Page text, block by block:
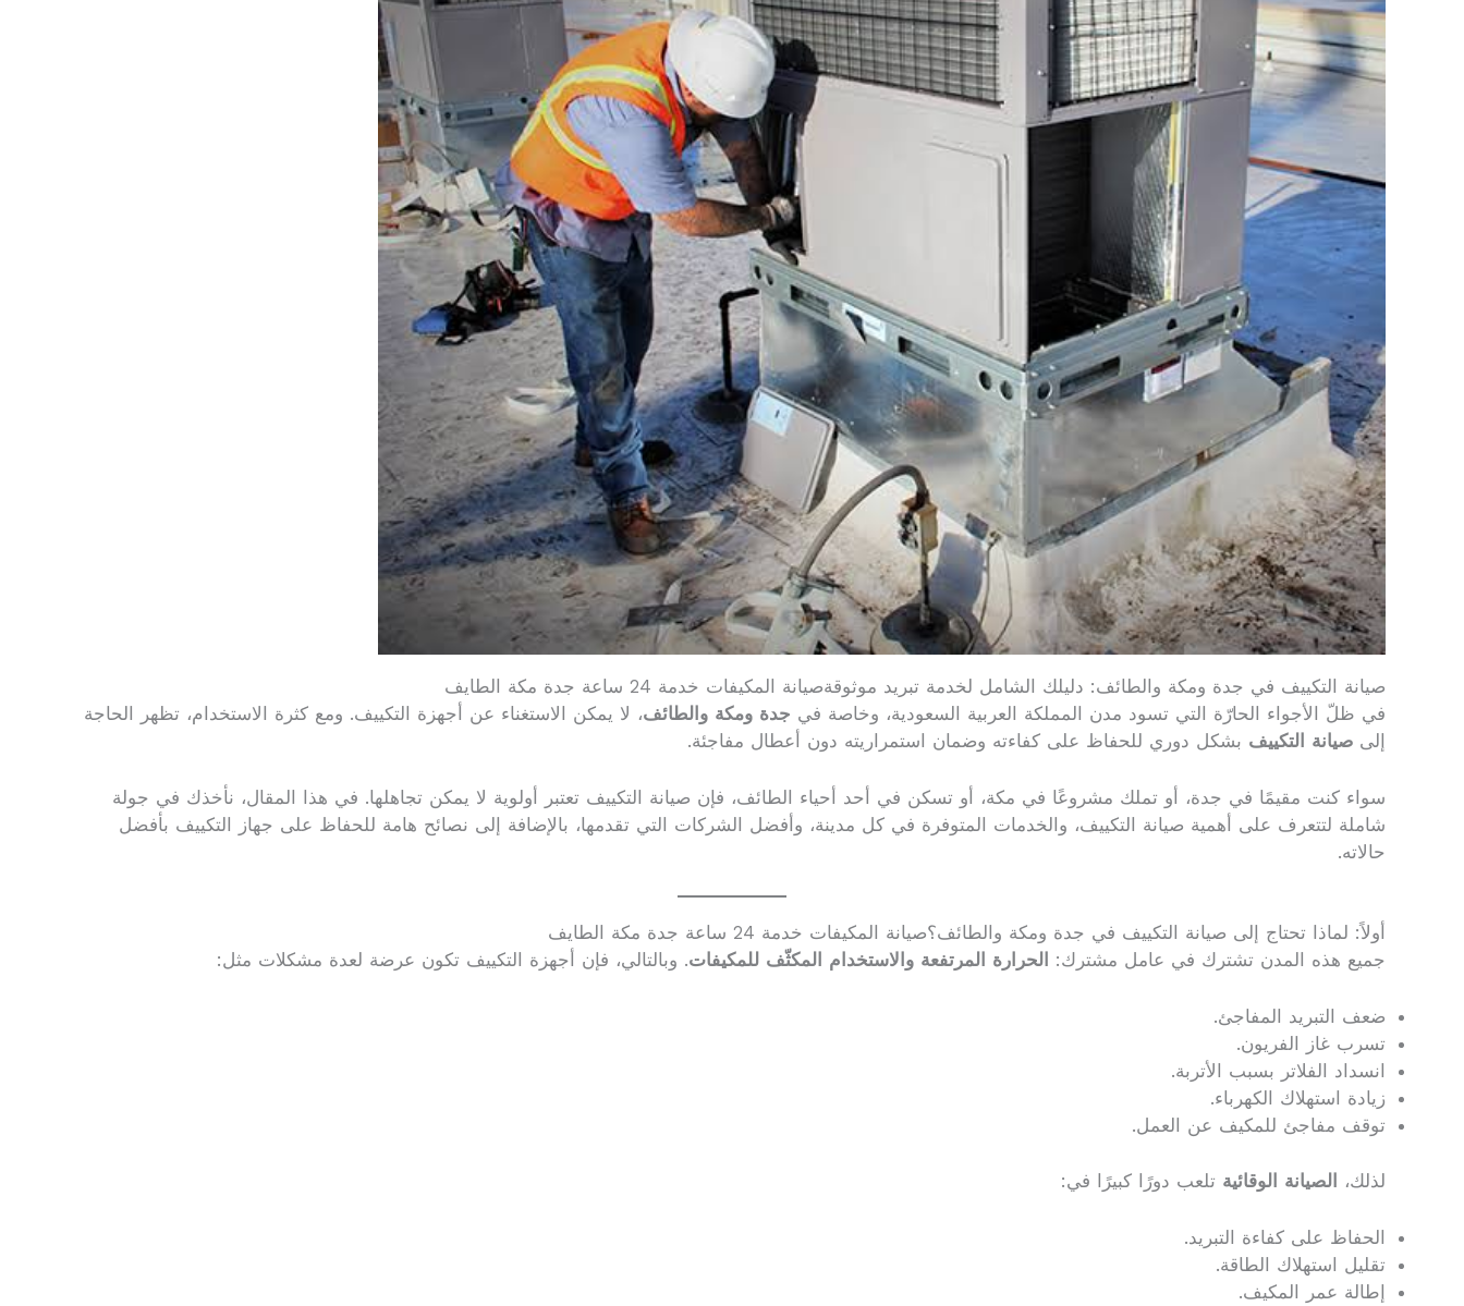
صيانة التكييف في جدة ومكة والطائف: دليلك الشامل لخدمة تبريد موثوقةصيانة المكيفات خدمة 24 ساعة جدة مكة الطايف
في ظلّ الأجواء الحارّة التي تسود مدن المملكة العربية السعودية، وخاصة في جدة ومكة والطائف، لا يمكن الاستغناء عن أجهزة التكييف. ومع كثرة الاستخدام، تظهر الحاجة
إلى صيانة التكييف بشكل دوري للحفاظ على كفاءته وضمان استمراريته دون أعطال مفاجئة.
سواء كنت مقيمًا في جدة، أو تملك مشروعًا في مكة، أو تسكن في أحد أحياء الطائف، فإن صيانة التكييف تعتبر أولوية لا يمكن تجاهلها. في هذا المقال، نأخذك في جولة
شاملة لتتعرف على أهمية صيانة التكييف، والخدمات المتوفرة في كل مدينة، وأفضل الشركات التي تقدمها، بالإضافة إلى نصائح هامة للحفاظ على جهاز التكييف بأفضل
حالاته.
أولاً: لماذا تحتاج إلى صيانة التكييف في جدة ومكة والطائف؟صيانة المكيفات خدمة 24 ساعة جدة مكة الطايف
جميع هذه المدن تشترك في عامل مشترك: الحرارة المرتفعة والاستخدام المكثّف للمكيفات. وبالتالي، فإن أجهزة التكييف تكون عرضة لعدة مشكلات مثل:
ضعف التبريد المفاجئ.
تسرب غاز الفريون.
انسداد الفلاتر بسبب الأتربة.
زيادة استهلاك الكهرباء.
توقف مفاجئ للمكيف عن العمل.
لذلك، الصيانة الوقائية تلعب دورًا كبيرًا في:
الحفاظ على كفاءة التبريد.
تقليل استهلاك الطاقة.
إطالة عمر المكيف.